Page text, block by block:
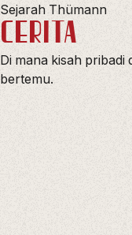
Sejarah Thümann
CERITA
Di mana kisah pribadi
bertemu.